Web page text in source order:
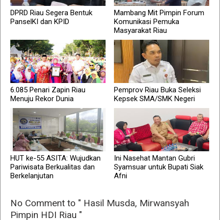
DPRD Riau Segera Bentuk
PanselKI dan KPID
Mambang Mit Pimpin Forum
Komunikasi Pemuka
Masyarakat Riau
6.085 Penari Zapin Riau
Menuju Rekor Dunia
Pemprov Riau Buka Seleksi
Kepsek SMA/SMK Negeri
HUT ke-55 ASITA: Wujudkan
Pariwisata Berkualitas dan
Berkelanjutan
Ini Nasehat Mantan Gubri
Syamsuar untuk Bupati Siak
Afni
No Comment to " Hasil Musda, Mirwansyah
Pimpin HDI Riau "